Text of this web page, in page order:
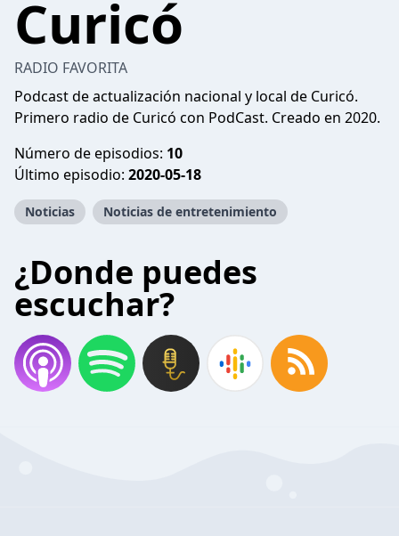
Curicó
RADIO FAVORITA
Podcast de actualización nacional y local de Curicó.
Primero radio de Curicó con PodCast. Creado en 2020.
Número de episodios: 10
Último episodio: 2020-05-18
Noticias Noticias de entretenimiento
¿Donde puedes
escuchar?